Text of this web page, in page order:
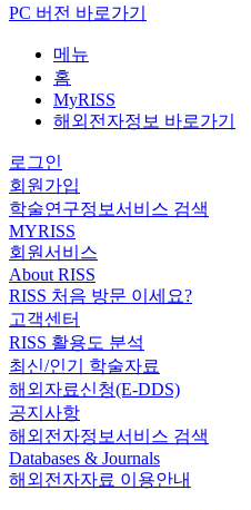
PC 버전 바로가기
메뉴
홈
MyRISS
해외전자정보 바로가기
로그인
회원가입
학술연구정보서비스 검색
MYRISS
회원서비스
About RISS
RISS 처음 방문 이세요?
고객센터
RISS 활용도 분석
최신/인기 학술자료
해외자료신청(E-DDS)
공지사항
해외전자정보서비스 검색
Databases & Journals
해외전자자료 이용안내